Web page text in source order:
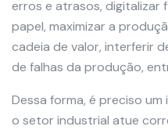
erros e atrasos, digitalizar
papel, maximizar a
cadeia de valor, interferir
de falhas da produção,
Dessa forma, é preciso
o setor industrial atue